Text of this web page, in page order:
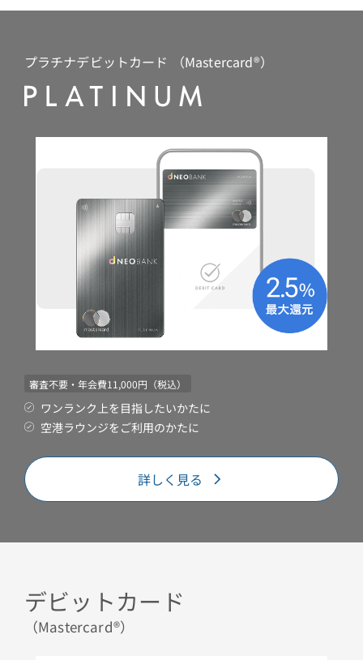
プラチナデビットカード （Mastercard®）
審査不要・年会費11,000円（税込）
ワンランク上を目指したいかたに
空港ラウンジをご利用のかたに
詳しく見る
デビットカード
（Mastercard®）